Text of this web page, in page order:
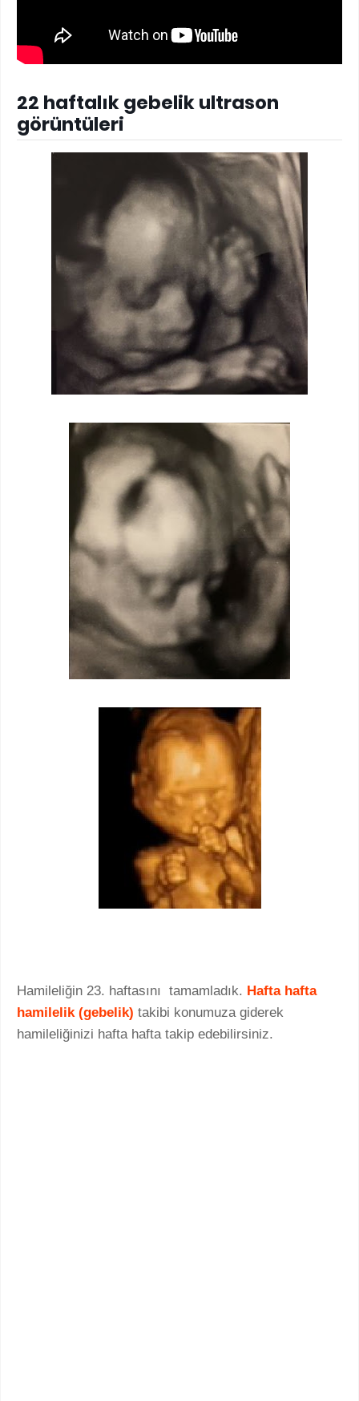
22 haftalık gebelik ultrason
görüntüleri
Hamileliğin 23. haftasını tamamladık. Hafta hafta
hamilelik (gebelik) takibi konumuza giderek
hamileliğinizi hafta hafta takip edebilirsiniz.